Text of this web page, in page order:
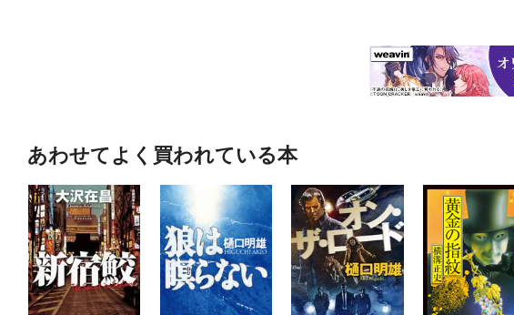
あわせてよく買われている本